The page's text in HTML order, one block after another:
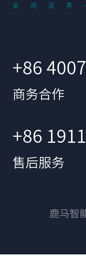
+86
商务合作
+86
售后服务
鹿马智